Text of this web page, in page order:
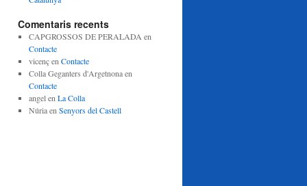
Comentaris recents
CAPGROSSOS DE PERALADA en
Contacte
vicençen Contacte
Colla Geganters d'Argetnonaen
Contacte
angelen La Colla
Núriaen Senyors del Castell